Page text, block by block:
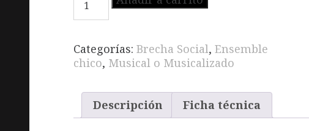
Goldenen
Letzten
-
LOS
ÚLTIMOS
AÑOS
cantidad
Categorías: Brecha Social, Ensemble
chico, Musical o Musicalizado
Descripción Ficha técnica